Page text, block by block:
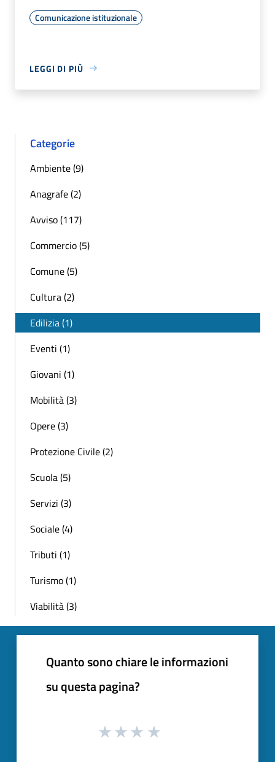
Comunicazione istituzionale
LEGGI DI PIÙ
Categorie
Ambiente (9)
Anagrafe (2)
Avviso (117)
Commercio (5)
Comune (5)
Cultura (2)
Edilizia (1)
Eventi (1)
Giovani (1)
Mobilità (3)
Opere (3)
Protezione Civile (2)
Scuola (5)
Servizi (3)
Sociale (4)
Tributi (1)
Turismo (1)
Viabilità (3)
Quanto sono chiare le informazioni
su questa pagina?